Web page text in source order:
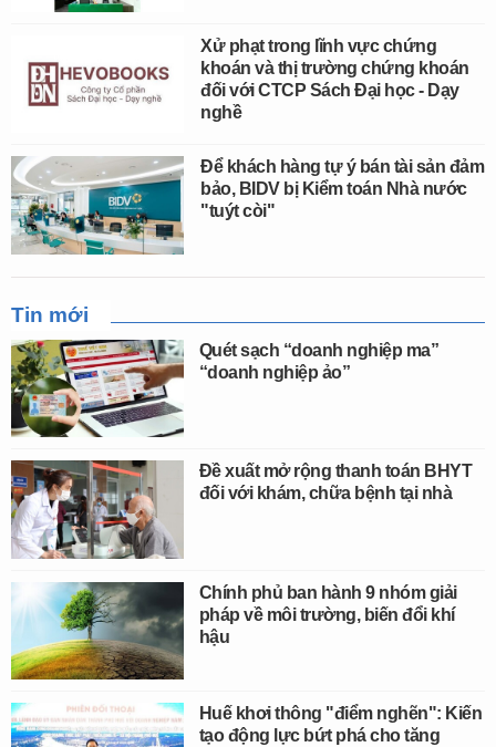
Xử phạt trong lĩnh vực chứng
khoán và thị trường chứng khoán
đối với CTCP Sách Đại học - Dạy
nghề
Để khách hàng tự ý bán tài sản đảm
bảo, BIDV bị Kiểm toán Nhà nước
"tuýt còi"
Tin mới
Quét sạch “doanh nghiệp ma”
“doanh nghiệp ảo”
Đề xuất mở rộng thanh toán BHYT
đối với khám, chữa bệnh tại nhà
Chính phủ ban hành 9 nhóm giải
pháp về môi trường, biến đổi khí
hậu
Huế khơi thông "điểm nghẽn": Kiến
tạo động lực bứt phá cho tăng